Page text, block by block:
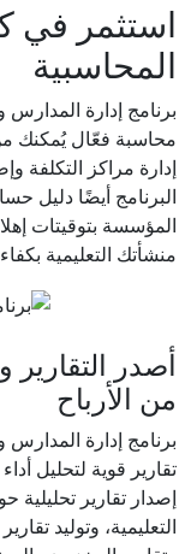
استثمر في
المحاسبية
برنامج إدارة
محاسبة فعّال يُمكنك من
إدارة مراكز التكلفة
البرنامج أيضًا دليل
المؤسسة بتوقيتات
منشأتك التعليمية بكفاءة.
أصدر
من الأرباح
برنامج إدارة
تقارير قوية لتحليل
إصدار تقارير تحليلية
التعليمية، وتوليد